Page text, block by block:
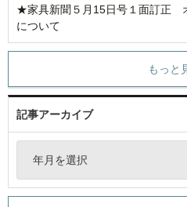
★家具新聞５月15日号１面訂正
について
もっと
記事アーカイブ
年月を選択